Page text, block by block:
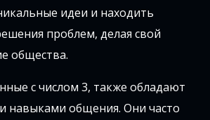
идеи и находить
проблем, делая свой
общества.
с числом 3, также обладают
навыками общения. Они часто